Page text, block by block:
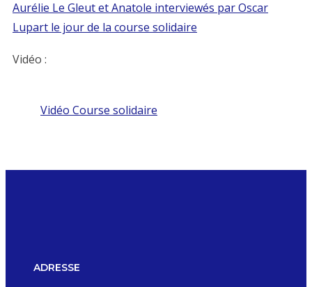
Aurélie Le Gleut et Anatole interviewés par Oscar
Lupart le jour de la course solidaire
Vidéo :
Vidéo Course solidaire
ADRESSE